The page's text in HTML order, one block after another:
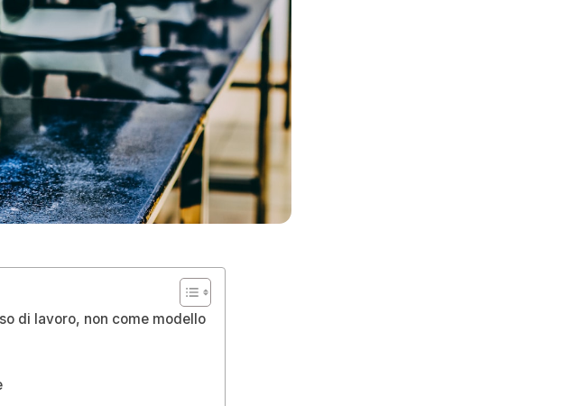
di lavoro, non come modello